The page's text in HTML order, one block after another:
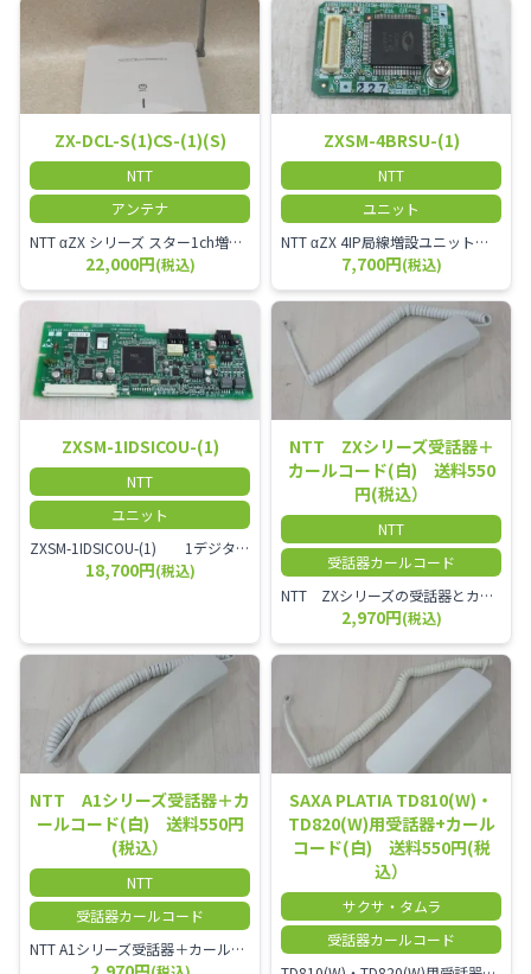
ZX-DCL-S(1)CS-(1)(S)
NTT
アンテナ
NTT αZX シリーズ スター1ch増設接続装置 コードレス接続用アンテナ ZX-DCL-S1CS-1M ZX-DCL-PS等と組み合わせて使用します。 ZX-DCL-PSを複数台接続できますが同時に通話できるのは１台のみです。
22,000円(税込)
ZXSM-4BRSU-(1)
NTT
ユニット
NTT αZX 4IP局線増設ユニット ひかり電話オフィスタイプで4ch以上にしたい場合必要となるユニットです。
7,700円(税込)
ZXSM-1IDSICOU-(1)
NTT
ユニット
ZXSM-1IDSICOU-(1) 1デジタル局線ユニット
18,700円(税込)
NTT ZXシリーズ受話器＋
カールコード(白) 送料550
円(税込）
NTT
受話器カールコード
NTT ZXシリーズの受話器とカールコードセット／本商品は中古品となります。 写真では分かりにくいキズ・汚れなどの使用感があります。 経年変化で日焼けの色味が強くなる場合がございます。 予めご理解・ご了承頂きますようお願いいたします。
2,970円(税込)
NTT A1シリーズ受話器＋カ
ールコード(白) 送料550円
(税込）
NTT
受話器カールコード
NTT A1シリーズ受話器＋カールコード セット／本商品は中古品となります。 写真では分かりにくいキズ・汚れなどの使用感があります。 経年変化で日焼けの色味が強くなる場合がございます。 予めご理解・ご了承頂きますようお願いいたします。
SAXA PLATIA TD810(W)・
TD820(W)用受話器+カール
コード(白) 送料550円(税
込）
サクサ・タムラ
受話器カールコード